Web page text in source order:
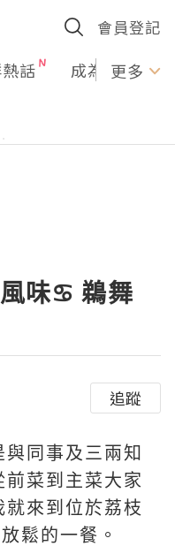
會員登記
話 成為U更多
味♋ 鵜舞
追蹤
同事及三兩知
前菜到主菜大家
來到位於荔枝
鬆的一餐。